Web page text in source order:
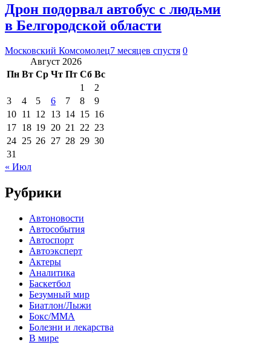
Дрон подорвал автобус с людьми
в Белгородской области
Московский Комсомолец7 месяцев спустя 0
Август 2026
Пн Вт Ср Чт Пт Сб Вс
1
2
3
4 5 6 7 8
9
10 11 12 13 14 15 16
17 18 19 20 21 22 23
24 25 26 27 28 29 30
31
« Июл
Рубрики
Автоновости
Автособытия
Автоспорт
Автоэксперт
Актеры
Аналитика
Баскетбол
Безумный мир
Биатлон/Лыжи
Бокс/MMA
Болезни и лекарства
В мире